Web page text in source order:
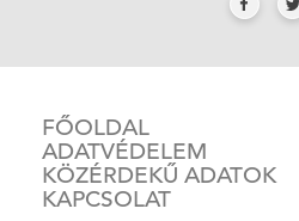
FŐOLDAL
ADATVÉDELEM
KÖZÉRDEKŰ ADATOK
KAPCSOLAT